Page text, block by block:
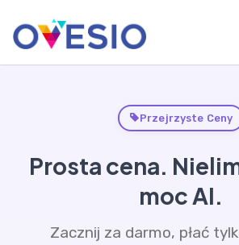
Przejrzyste Ceny
Prosta cena.
moc AI.
Zacznij za darmo, płać